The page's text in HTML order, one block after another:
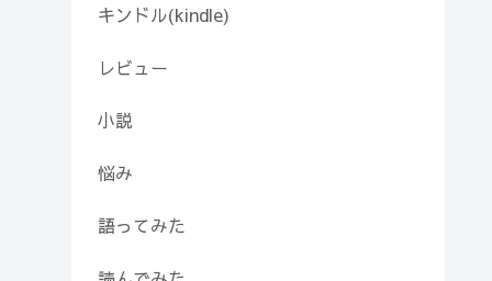
キンドル(kindle)
レビュー
小説
悩み
語ってみた